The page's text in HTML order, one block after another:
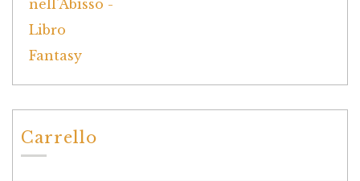
Carrello